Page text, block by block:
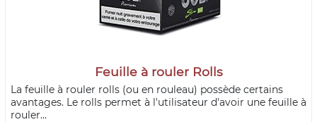
Feuille à rouler Rolls
La feuille à rouler rolls (ou en rouleau) possède certains
avantages. Le rolls permet à l'utilisateur d'avoir une feuille à
rouler...